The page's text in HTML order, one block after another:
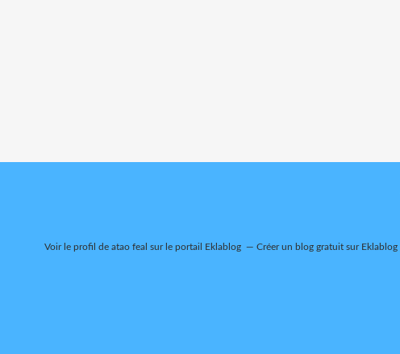
Voir le profil de atao feal sur le portail Eklablog Créer un blog gratuit sur Eklablog